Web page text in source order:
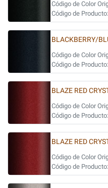
Código de Color
Código de Producto:
BLACKBERRY/
Código de Color
Código de Producto:
BLAZE RED
Código de Color
Código de Producto:
BLAZE RED
Código de Color
Código de Producto: